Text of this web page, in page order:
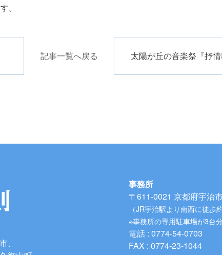
。
記事一覧へ戻る
、
事務所
〒611-0021 京都府宇治
（JR宇治駅より南西に徒歩
※事務所の専用駐車場が3台
電話 : 0774-54-0703
FAX : 0774-23-1044